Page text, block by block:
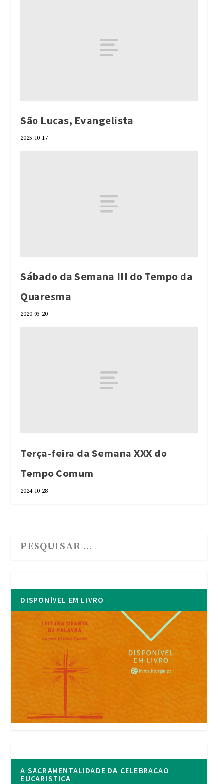
São Lucas, Evangelista
2025-10-17
Sábado da Semana III do Tempo da
Quaresma
2020-03-20
Terça-feira da Semana XXX do
Tempo Comum
2024-10-28
DISPONÍVEL EM LIVRO
A SACRAMENTALIDADE DA CELEBRACAO
EUCARISTICA